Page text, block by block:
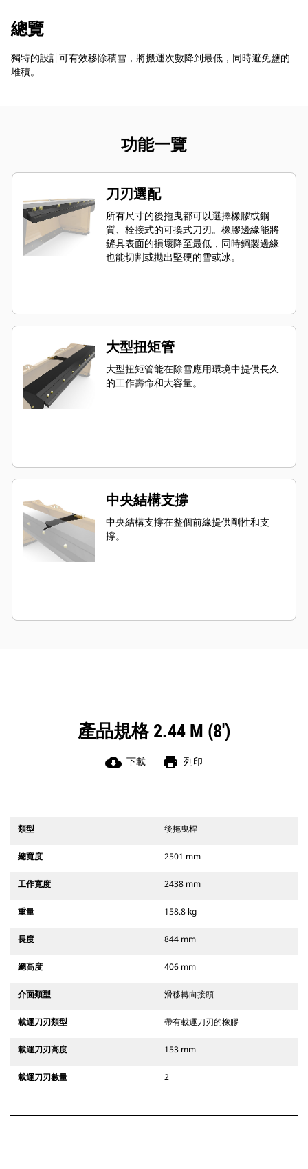
總覽
獨特的設計可有效移除積雪，將搬運次數降到最低，同時避免鹽的
堆積。
功能一覽
刀刃選配
所有尺寸的後拖曳都可以選擇橡膠或鋼
質、栓接式的可換式刀刃。橡膠邊緣能將
鏟具表面的損壞降至最低，同時鋼製邊緣
也能切割或拋出堅硬的雪或冰。
大型扭矩管
大型扭矩管能在除雪應用環境中提供長久
的工作壽命和大容量。
中央結構支撐
中央結構支撐在整個前緣提供剛性和支
撐。
產品規格 2.44 M (8')
cloud_download 下載 print 列印
類型 後拖曳桿
總寬度 2501 mm
工作寬度 2438 mm
重量 158.8 kg
長度 844 mm
總高度 406 mm
介面類型 滑移轉向接頭
載運刀刃類型 帶有載運刀刃的橡膠
載運刀刃高度 153 mm
載運刀刃數量 2